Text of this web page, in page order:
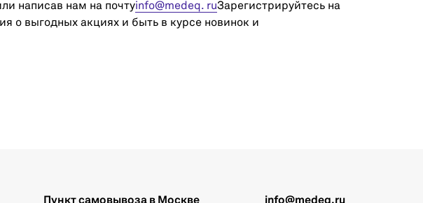
написав нам на почтуinfo@medeq. ruЗарегистрируйтесь на
о выгодных акциях и быть в курсе новинок и